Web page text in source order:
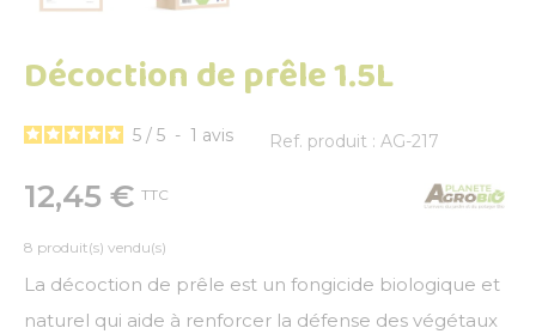
Décoction de prêle 1.5L
5 / 5 - 1 avis Ref. produit : AG-217
12,45 € TTC
8 produit(s) vendu(s)
La décoction de prêle est un fongicide biologique et
naturel qui aide à renforcer la défense des végétaux